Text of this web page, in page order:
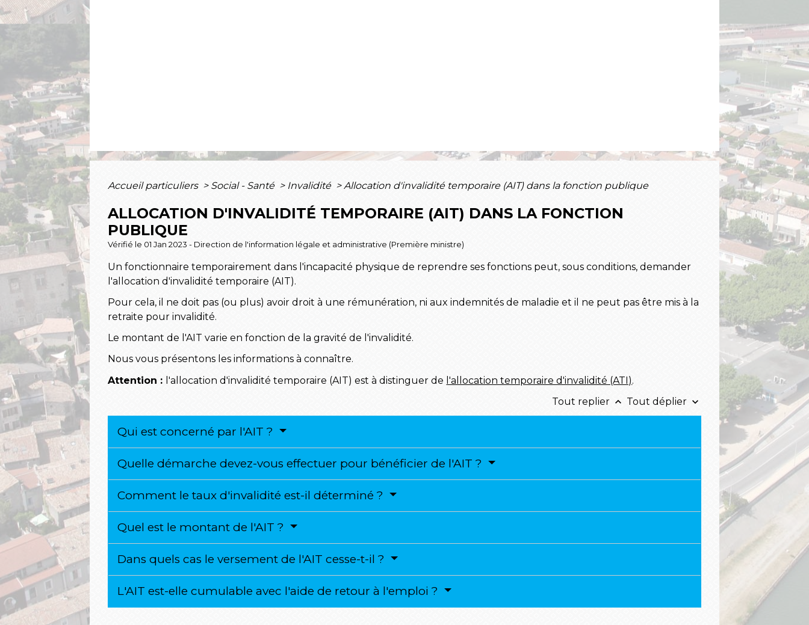
Accueil particuliers > Social - Santé > Invalidité > Allocation d'invalidité temporaire (AIT) dans la fonction publique
ALLOCATION D'INVALIDITÉ TEMPORAIRE (AIT) DANS LA FONCTION
PUBLIQUE
Vérifié le 01 Jan 2023 - Direction de l'information légale et administrative (Première ministre)
Un fonctionnaire temporairement dans l'incapacité physique de reprendre ses fonctions peut, sous conditions, demander
l'allocation d'invalidité temporaire (AIT).
Pour cela, il ne doit pas (ou plus) avoir droit à une rémunération, ni aux indemnités de maladie et il ne peut pas être mis à la
retraite pour invalidité.
Le montant de l'AIT varie en fonction de la gravité de l'invalidité.
Nous vous présentons les informations à connaître.
Attention : l'allocation d'invalidité temporaire (AIT) est à distinguer de l'allocation temporaire d'invalidité (ATI).
Tout replier keyboard_arrow_up Tout déplier keyboard_arrow_down
Qui est concerné par l'AIT ?
Quelle démarche devez-vous effectuer pour bénéficier de l'AIT ?
Comment le taux d'invalidité est-il déterminé ?
Quel est le montant de l'AIT ?
Dans quels cas le versement de l'AIT cesse-t-il ?
L'AIT est-elle cumulable avec l'aide de retour à l'emploi ?